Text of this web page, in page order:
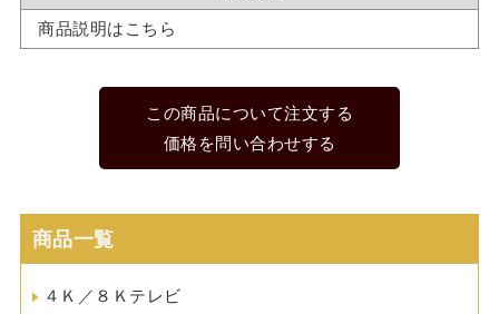
商品説明はこちら
この商品について注文する
価格を問い合わせする
商品一覧
４Ｋ／８Ｋテレビ